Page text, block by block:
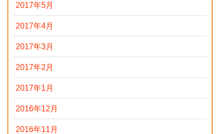
2017年5月
2017年4月
2017年3月
2017年2月
2017年1月
2016年12月
2016年11月